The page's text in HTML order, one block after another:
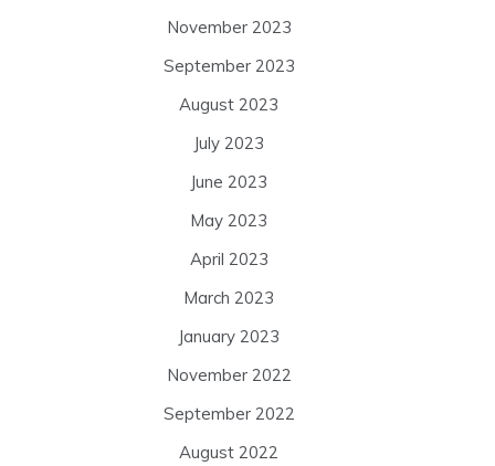
November 2023
September 2023
August 2023
July 2023
June 2023
May 2023
April 2023
March 2023
January 2023
November 2022
September 2022
August 2022